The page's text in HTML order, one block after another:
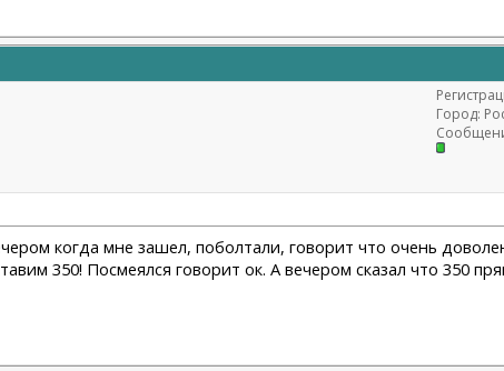
Город:
когда мне зашел, поболтали, говорит что очень
350! Посмеялся говорит ок. А вечером сказал что 350